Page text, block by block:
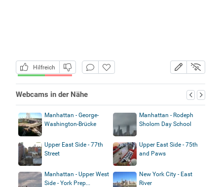
Hilfreich
Webcams in der Nähe
Manhattan - George-
Washington-Brücke
Manhattan - Rodeph
Sholom Day School
Upper East Side - 77th
Street
Upper East Side - 75th
and Paws
Manhattan - Upper West
Side - York Prep...
New York City - East
River